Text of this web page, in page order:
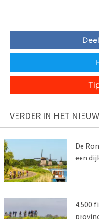
VERDER IN HET
De
een
4.500